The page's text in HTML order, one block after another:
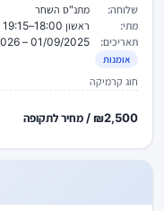
שלוחה:
מתנ"ס השחר
מתי:
ראשון 18:00–19:15
תאריכים:
01/09/2025 – 30/06/2026
אומנות
חוג קרמיקה
₪2,500 / מחיר לתקופה